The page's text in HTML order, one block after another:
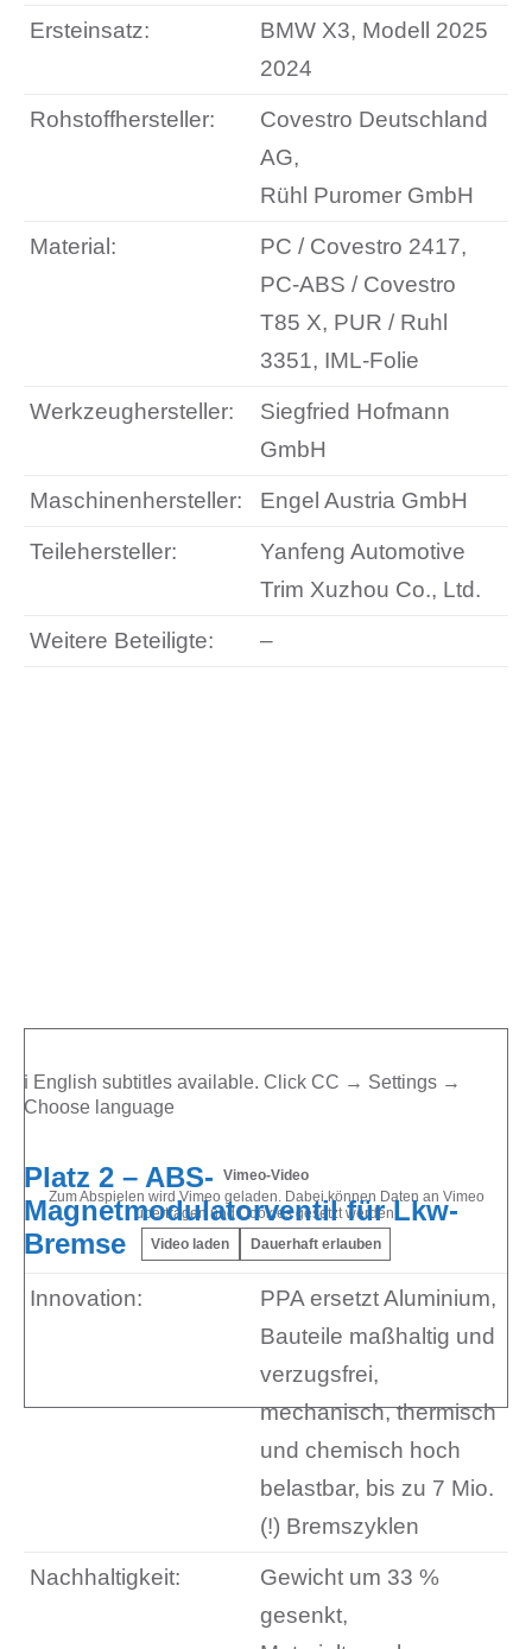
Ersteinsatz:
BMW X3, Modell 2025
2024
Rohstoffhersteller:
Covestro Deutschland
AG,
Rühl Puromer GmbH
Material:
PC / Covestro 2417,
PC-ABS / Covestro
T85 X, PUR / Ruhl
3351, IML-Folie
Werkzeughersteller:
Siegfried Hofmann
GmbH
Maschinenhersteller: Engel Austria GmbH
Teilehersteller:
Yanfeng Automotive
Trim Xuzhou Co., Ltd.
Weitere Beteiligte: –
Vimeo-Video
Zum Abspielen wird Vimeo geladen. Dabei können Daten an Vimeo
übertragen und Cookies gesetzt werden.
Video laden Dauerhaft erlauben
ℹ️ English subtitles available. Click CC → Settings →
Choose language
Platz 2 – ABS-
Magnetmodulatorventil für Lkw-
Bremse
Innovation:
PPA ersetzt Aluminium,
Bauteile maßhaltig und
verzugsfrei,
mechanisch, thermisch
und chemisch hoch
belastbar, bis zu 7 Mio.
(!) Bremszyklen
Nachhaltigkeit:
Gewicht um 33 %
gesenkt,